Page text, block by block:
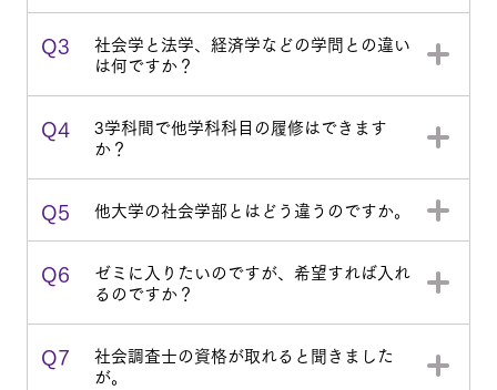
Q3 社会学と法学、経済学などの学問との違い
は何ですか？
Q4 3学科間で他学科科目の履修はできます
か？
Q5 他大学の社会学部とはどう違うのですか。
Q6 ゼミに入りたいのですが、希望すれば入れ
るのですか？
Q7 社会調査士の資格が取れると聞きました
が。